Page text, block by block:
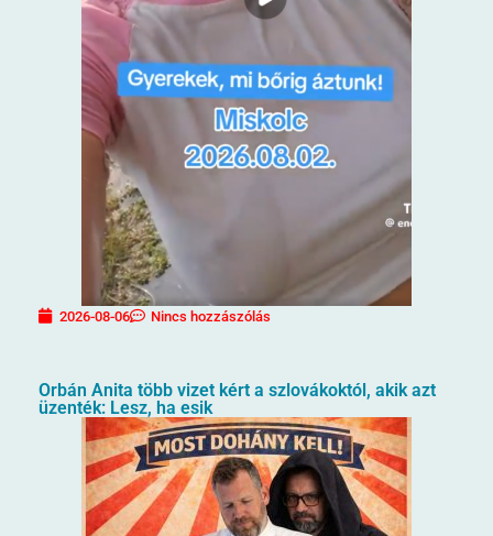
2026-08-06 Nincs hozzászólás
Orbán Anita több vizet kért a szlovákoktól, akik azt
üzenték: Lesz, ha esik